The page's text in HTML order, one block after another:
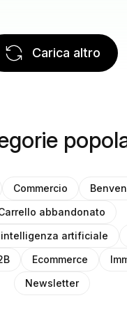
Carica altro
Commercio
abbandonato
artificiale
Ecommerce
Newsletter